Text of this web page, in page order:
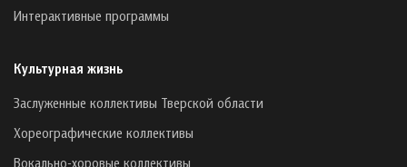
Интерактивные программы
Культурная жизнь
Заслуженные коллективы Тверской области
Хореографические коллективы
Вокально-хоровые коллективы